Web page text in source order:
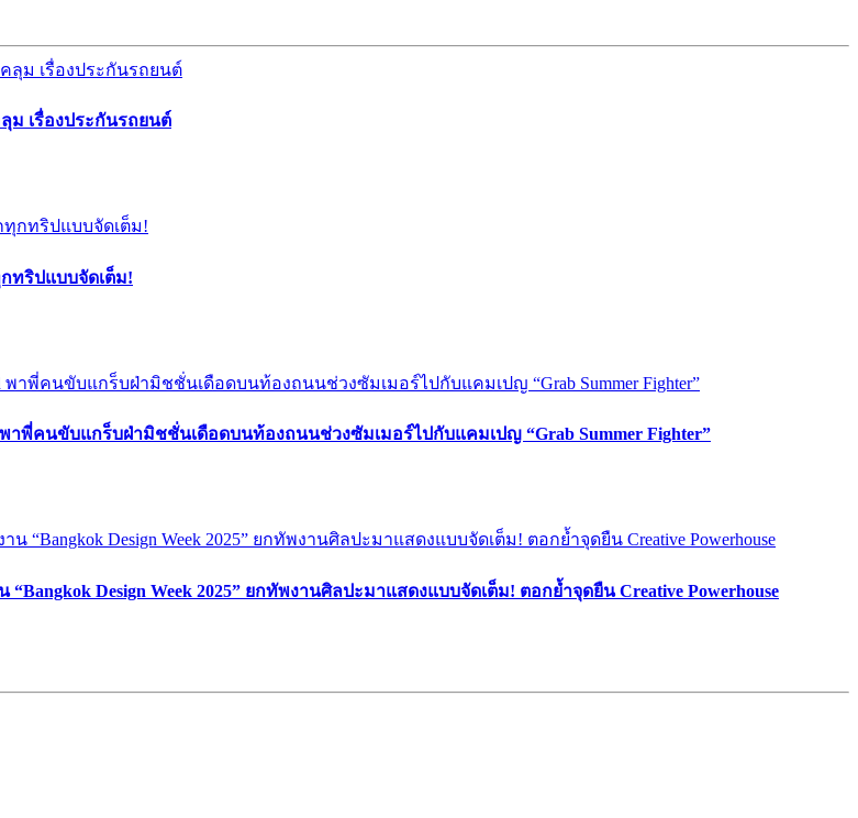
ม เรื่องประกันรถยนต์
ทริปแบบจัดเต็ม!
พี่คนขับแกร็บฝ่ามิชชั่นเดือดบนท้องถนนช่วงซัมเมอร์ไปกับแคมเปญ “Grab Summer Fighter”
Design Week 2025” ยกทัพงานศิลปะมาแสดงแบบจัดเต็ม! ตอกย้ำจุดยืน Creative Powerhouse